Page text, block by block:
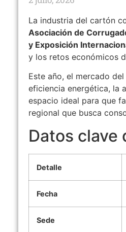
La industria del cartón
Asociación de
y Exposición
y los retos económicos
Este año, el mercado
eficiencia energética, la
espacio ideal para que
regional que busca
Datos clave
Detalle
Fecha
Sede